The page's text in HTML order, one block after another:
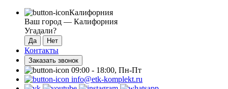
Калифорния
Ваш город — Калифорния
Угадали?
Контакты
Заказать звонок
09:00 - 18:00, Пн-Пт
info@etk-komplekt.ru